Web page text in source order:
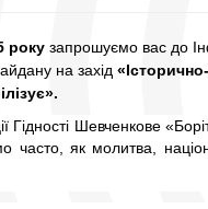
рокузапрошуємо вас до
на захід
Гідності Шевченкове
часто, як молитва,